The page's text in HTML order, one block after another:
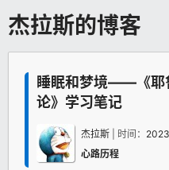
杰拉斯的博客
睡眠和梦境——《耶
论》学习笔记
杰拉斯 | 时间：
心路历程